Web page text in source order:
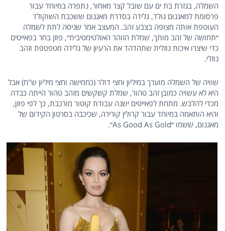
השמלה, בגזרת בת ים עם שובל קצר מאחור, נתפרה במיוחד עבור
פרסומת למאגנום גולד, גלידה בסדרת מאגנום ששכבת השוקולד
העוטפת אותה מצופה בצבע זהב. המעצב אמר שניסה לתת לשמלה
״תחושה של זהב מותך, שמלת הזוהר האולטימטיבית״, פוזן בחר בפאייטים
כדי שיצרו איכות נוזלית שתהדהד את הרעיון של גלידה מטפטפת וזהב
נוזלי.
שוויה של השמלה מוערך במיליון וחצי דולר (כחמישה וחצי מיליון ש"ח) אבל
היא לא עשויה כמובן זהב טהור, שמלת קשקשים מזהב טהור הייתה כבדה
מכדי להלבש. מתחת לפאייטים ישנה עבודת קוטור מורכבת, כך לפי פוזן,
והיא הותאמה במיוחד עבור קרולין קורירה, שכיכבה בסרטון הקידום של
מאגנום, ששמו ״As Good As Gold״.